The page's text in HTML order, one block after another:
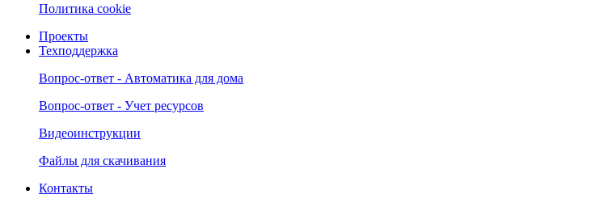
Политика cookie
Проекты
Техподдержка
Вопрос-ответ - Автоматика для дома
Вопрос-ответ - Учет ресурсов
Видеоинструкции
Файлы для скачивания
Контакты